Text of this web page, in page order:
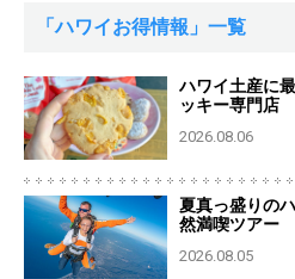
「ハワイお得情報」一覧
ハワイ土産に
ッキー専門店
2026.08.06
夏真っ盛りの
然満喫ツアー
2026.08.05